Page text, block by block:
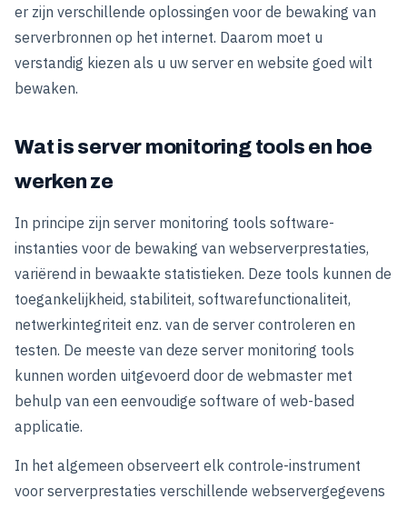
er zijn verschillende oplossingen voor de bewaking van
serverbronnen op het internet. Daarom moet u
verstandig kiezen als u uw server en website goed wilt
bewaken.
Wat is server monitoring tools en hoe
werken ze
In principe zijn server monitoring tools software-
instanties voor de bewaking van webserverprestaties,
variërend in bewaakte statistieken. Deze tools kunnen de
toegankelijkheid, stabiliteit, softwarefunctionaliteit,
netwerkintegriteit enz. van de server controleren en
testen. De meeste van deze server monitoring tools
kunnen worden uitgevoerd door de webmaster met
behulp van een eenvoudige software of web-based
applicatie.
In het algemeen observeert elk controle-instrument
voor serverprestaties verschillende webservergegevens